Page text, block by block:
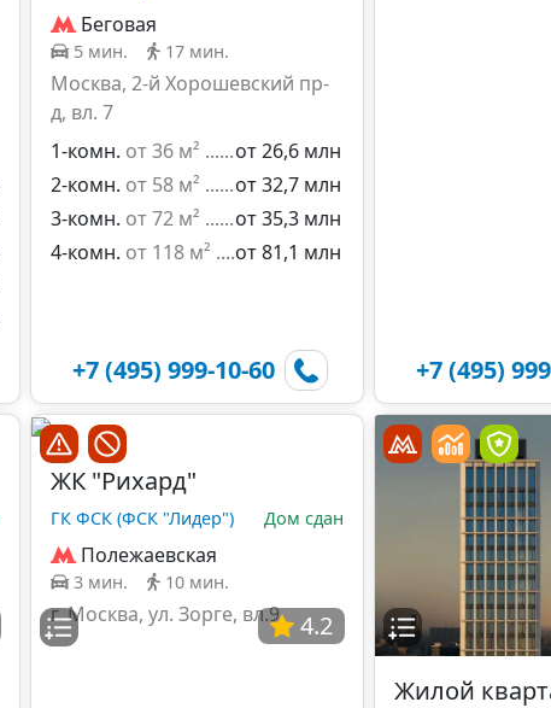
Беговая
5 мин. 17 мин.
Москва, 2-й Хорошевский пр-
д, вл. 7
1-комн. от 36 м²
от 26,6 млн
2-комн. от 58 м²
от 32,7 млн
3-комн. от 72 м²
от 35,3 млн
4-комн. от 118 м² от 81,1 млн
+7 (495) 999-10-60 +7 (495)
4.2
ЖК "Рихард"
ГК ФСК (ФСК "Лидер") Дом сдан
Полежаевская
3 мин. 10 мин.
г. Москва, ул. Зорге, вл.9
Жилой